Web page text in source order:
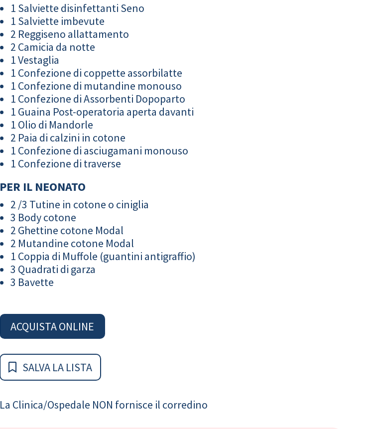
1 Salviette disinfettanti Seno
1 Salviette imbevute
2 Reggiseno allattamento
2 Camicia da notte
1 Vestaglia
1 Confezione di coppette assorbilatte
1 Confezione di mutandine monouso
1 Confezione di Assorbenti Dopoparto
1 Guaina Post-operatoria aperta davanti
1 Olio di Mandorle
2 Paia di calzini in cotone
1 Confezione di asciugamani monouso
1 Confezione di traverse
PER IL NEONATO
2 /3 Tutine in cotone o ciniglia
3 Body cotone
2 Ghettine cotone Modal
2 Mutandine cotone Modal
1 Coppia di Muffole (guantini antigraffio)
3 Quadrati di garza
3 Bavette
ACQUISTA ONLINE
SALVA LA LISTA
La Clinica/Ospedale NON fornisce il corredino